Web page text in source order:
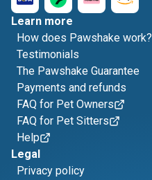
Learn more
How does Pawshake work?
Testimonials
The Pawshake Guarantee
Payments and refunds
FAQ for Pet Owners
FAQ for Pet Sitters
Help
Legal
Privacy policy